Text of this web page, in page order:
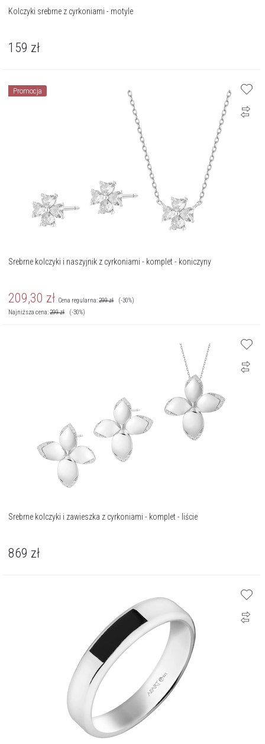
Kolczyki srebrne z cyrkoniami - motyle
159 zł
Promocja
Srebrne kolczyki i naszyjnik z cyrkoniami - komplet - koniczyny
209,30 zł Cena regularna:299zł
(-30%)
Najniższa cena:299zł (-30%)
Srebrne kolczyki i zawieszka z cyrkoniami - komplet - liście
869 zł